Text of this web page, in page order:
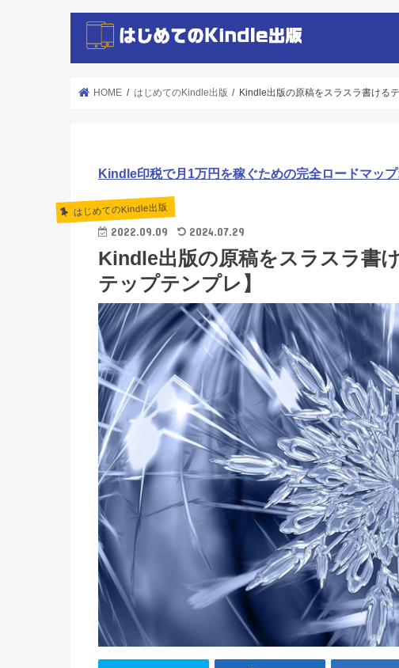
HOME はじめてのKindle出版 Kindle出版の原稿をスラスラ書ける
Kindle印税で月1万円を稼ぐための完全ロードマッ
はじめてのKindle出版
2022.09.09 2024.07.29
Kindle出版の原稿をスラスラ書
テップテンプレ】